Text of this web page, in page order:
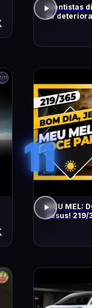
Cientistas
se
11
MEU MEL:
Jesus! 219/